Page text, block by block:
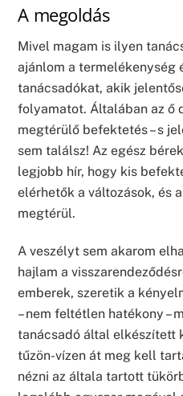
A megoldás
Mivel magam is ilyen
ajánlom a termelékenység
tanácsadókat, akik
folyamatot. Általában az ő
megtérülő befektetés – s
sem találsz! Az egész
legjobb hír, hogy kis
elérhetők a változások, és
megtérül.
A veszélyt sem akarom
hajlam a
emberek, szeretik a
– nem feltétlen hatékony –
tanácsadó által elkészített
tűzön-vízen át meg kell
nézni az általa tartott